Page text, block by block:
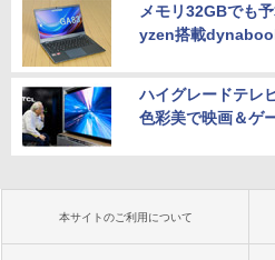
メモリ32GBでも
yzen搭載
ハイグレードテレ
色彩美で映画＆ゲ
本サイトのご利用について